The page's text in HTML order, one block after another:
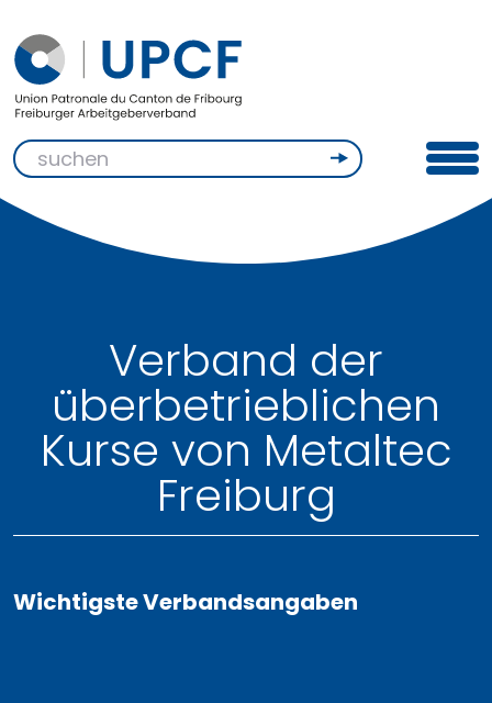
Verband der
überbetrieblichen
Kurse von Metaltec
Freiburg
Wichtigste Verbandsangaben